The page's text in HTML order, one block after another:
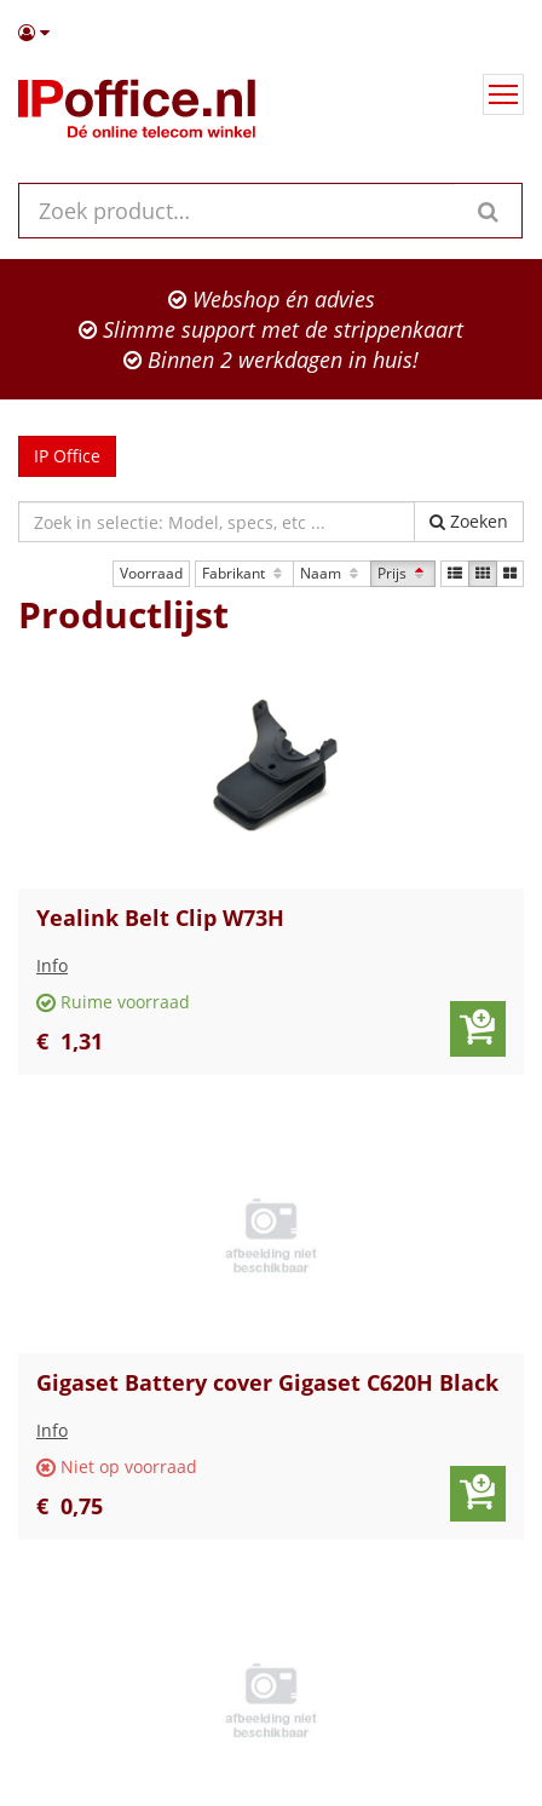
Webshop én advies
Slimme support met de strippenkaart
Binnen 2 werkdagen in huis!
IP Office
Zoeken
Voorraad Fabrikant Naam Prijs
Productlijst
Yealink Belt Clip W73H
Info
Ruime voorraad
€ 1,31
Gigaset Battery cover Gigaset C620H Black
Info
Niet op voorraad
€ 0,75